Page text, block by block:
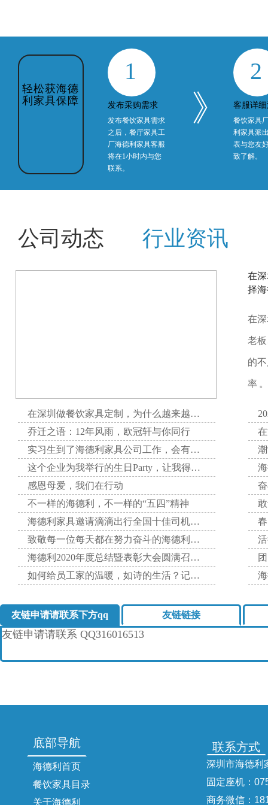
轻松获海德
利家具保障
1
发布采购需求
发布餐饮家具需求
之后，餐厅家具工
厂海德利家具客服
将在1小时内与您
联系。
》
2
客服详
餐饮家具
利家具派
表与您友
致了解。
公司动态 行业资讯
在
择
在
老
的
率
在深圳做餐饮家具定制，为什么越来越多项目方选择海德利家具
乔迁之语：12年风雨，欧冠轩与你同行
实习生到了海德利家具公司工作，会有哪些收获呢？
这个企业为我举行的生日Party，让我得到了无与伦比的快乐。
感恩母爱，我们在行动
不一样的海德利，不一样的“五四”精神
海德利家具邀请滴滴出行全国十佳司机分享自己的英勇事迹，激
致敬每一位每天都在努力奋斗的海德利家人！
海德利2020年度总结暨表彰大会圆满召开！
如何给员工家的温暖，如诗的生活？记海德利家具有限公司202
友链申请请联系下方qq 友链链接
友链申请请联系 QQ316016513
底部导航
海德利首页
餐饮家具目录
关于海德利
联系方式
深圳市海德利
固定座机：
商务微信：